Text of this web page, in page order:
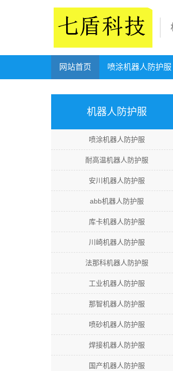
网站首页 喷涂机器人防护服
机器人防护服
喷涂机器人防护服
耐高温机器人防护服
安川机器人防护服
abb机器人防护服
库卡机器人防护服
川崎机器人防护服
法那科机器人防护服
工业机器人防护服
那智机器人防护服
喷砂机器人防护服
焊接机器人防护服
国产机器人防护服